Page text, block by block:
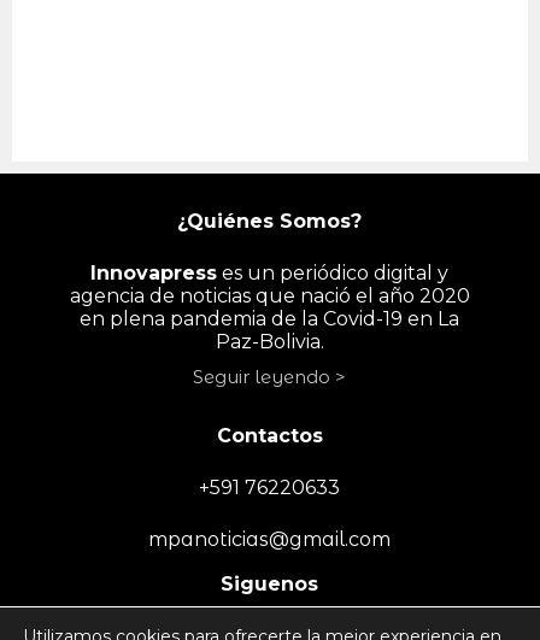
¿Quiénes Somos?
Innovapress es un periódico digital y
agencia de noticias que nació el año 2020
en plena pandemia de la Covid-19 en La
Paz-Bolivia.
Seguir leyendo >
Contactos
+591 76220633
mpanoticias@gmail.com
Siguenos